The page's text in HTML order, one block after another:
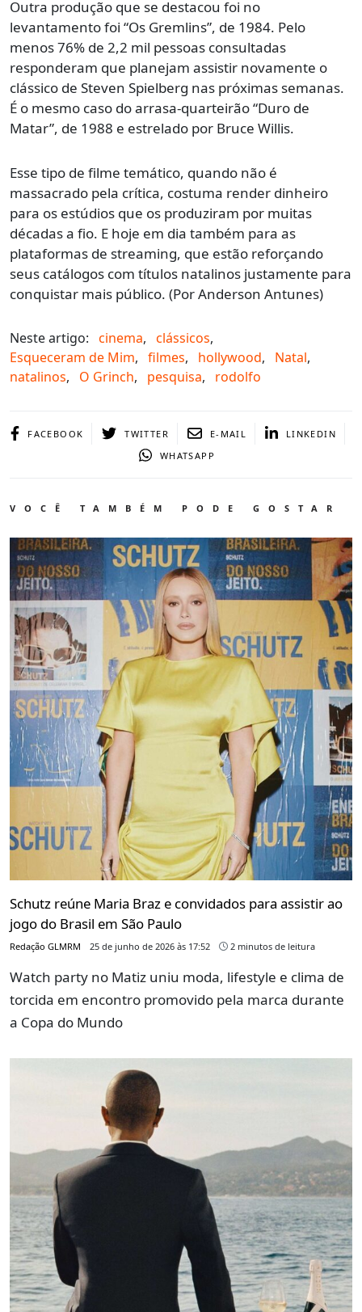
Outra produção que se destacou foi no
levantamento foi “Os Gremlins”, de 1984. Pelo
menos 76% de 2,2 mil pessoas consultadas
responderam que planejam assistir novamente o
clássico de Steven Spielberg nas próximas semanas.
É o mesmo caso do arrasa-quarteirão “Duro de
Matar”, de 1988 e estrelado por Bruce Willis.
Esse tipo de filme temático, quando não é
massacrado pela crítica, costuma render dinheiro
para os estúdios que os produziram por muitas
décadas a fio. E hoje em dia também para as
plataformas de streaming, que estão reforçando
seus catálogos com títulos natalinos justamente para
conquistar mais público. (Por Anderson Antunes)
Neste artigo: cinema, clássicos,
Esqueceram de Mim, filmes, hollywood, Natal,
natalinos, O Grinch, pesquisa, rodolfo
FACEBOOK TWITTER E-MAIL
LINKEDIN
WHATSAPP
VOCÊ TAMBÉM PODE GOSTAR
Schutz reúne Maria Braz e convidados para assistir ao
jogo do Brasil em São Paulo
Redação GLMRM 25 de junho de 2026 às 17:52 2 minutos de leitura
Watch party no Matiz uniu moda, lifestyle e clima de
torcida em encontro promovido pela marca durante
a Copa do Mundo